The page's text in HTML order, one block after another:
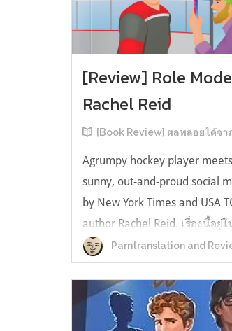
[Review] Role
Rachel Reid
[Book Review] ผลพลอยได้จากอาการ book
Agrumpy hockey player
sunny, out-and-proud social
by New York Times and USA
author Rachel Reid. เรื่องนี้อยู่
รีส์ Game Changer แต่เป็นเรื่อ
อ่าน เพราะเห็นว่าเป็นเรื่องใน
TheLong Game ประกอบกั...
Parntranslation and